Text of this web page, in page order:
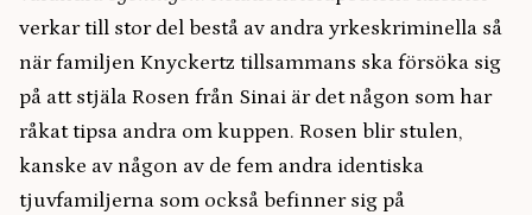
verkar till stor del bestå av andra yrkeskriminella så
när familjen Knyckertz tillsammans ska försöka sig
på att stjäla Rosen från Sinai är det någon som har
råkat tipsa andra om kuppen. Rosen blir stulen,
kanske av någon av de fem andra identiska
tjuvfamiljerna som också befinner sig på